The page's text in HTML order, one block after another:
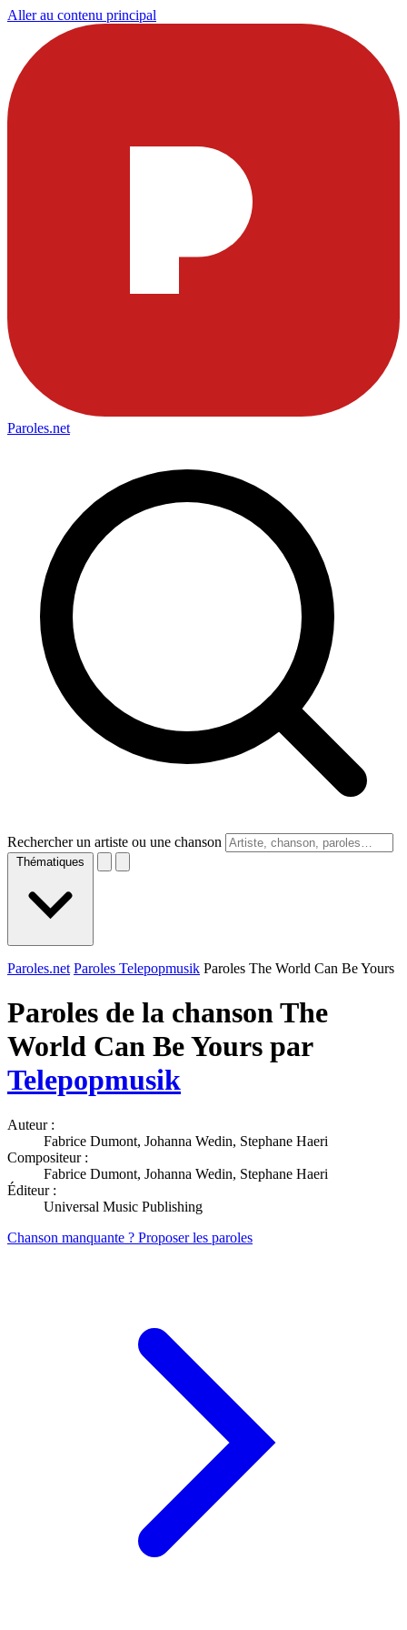
Aller au contenu principal
Paroles.net
Rechercher un artiste ou une chanson
Thématiques
Paroles.net Paroles Telepopmusik Paroles The World Can Be Yours
Paroles de la chanson The
World Can Be Yours par
Telepopmusik
Auteur :
Fabrice Dumont, Johanna Wedin, Stephane Haeri
Compositeur :
Fabrice Dumont, Johanna Wedin, Stephane Haeri
Éditeur :
Universal Music Publishing
Chanson manquante ? Proposer les paroles